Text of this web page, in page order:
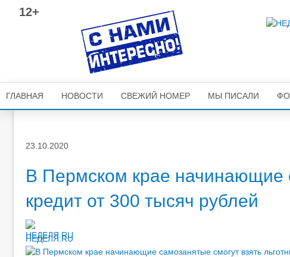
12+
ГЛАВНАЯ НОВОСТИ СВЕЖИЙ НОМЕР МЫ ПИСАЛИ
23.10.2020
В Пермском крае начинающие
кредит от 300 тысяч рублей
НЕДЕЛЯ.RU